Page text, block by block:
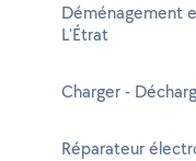
Déménagement
L'Étrat
Charger -
Réparateur